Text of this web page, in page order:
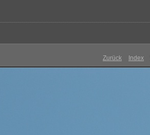
Zurück Index